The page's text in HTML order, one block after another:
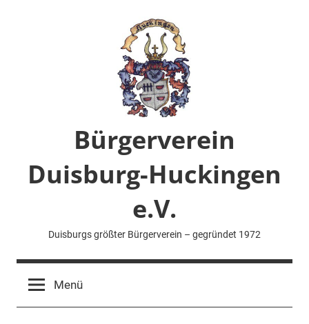
Bürgerverein
Duisburg-Huckingen
e.V.
Duisburgs größter Bürgerverein – gegründet 1972
Menü